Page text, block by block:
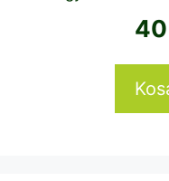
40